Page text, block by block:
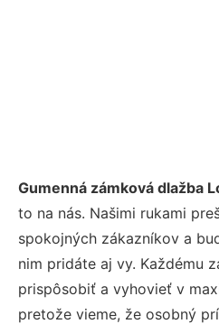
Gumenná zámková dlažba
to na nás. Našimi rukami
spokojných zákazníkov a
nim pridáte aj vy. Každému
prispôsobiť a vyhovieť v
pretože vieme, že osobný